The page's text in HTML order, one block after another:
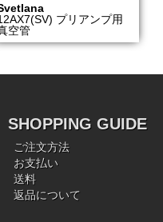
プリアンプ用
空管
SHOPPING GUIDE
ご注文方法
お支払い
送料
返品について